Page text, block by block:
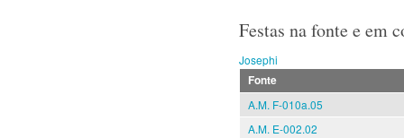
Festas na fonte e em
Josephi
Fonte
A.M. F-010a.05
A.M. E-002.02